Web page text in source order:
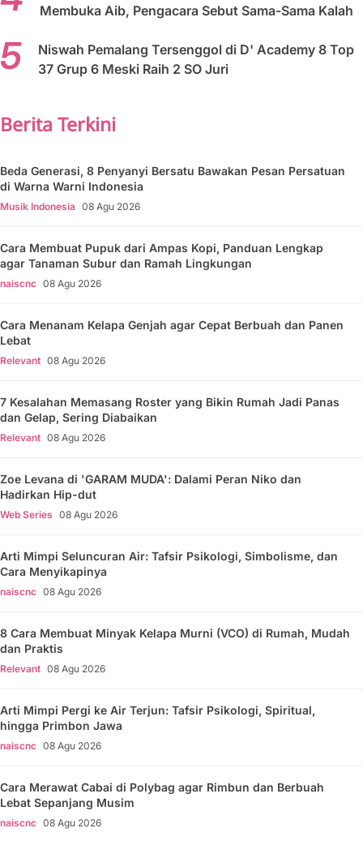
Membuka Aib, Pengacara Sebut Sama-Sama Kalah
Niswah Pemalang Tersenggol di D' Academy 8 Top
37 Grup 6 Meski Raih 2 SO Juri
Berita Terkini
Beda Generasi, 8 Penyanyi Bersatu Bawakan Pesan Persatuan
di Warna Warni Indonesia
Musik Indonesia 08 Agu 2026
Cara Membuat Pupuk dari Ampas Kopi, Panduan Lengkap
agar Tanaman Subur dan Ramah Lingkungan
naiscnc 08 Agu 2026
Cara Menanam Kelapa Genjah agar Cepat Berbuah dan Panen
Lebat
Relevant 08 Agu 2026
7 Kesalahan Memasang Roster yang Bikin Rumah Jadi Panas
dan Gelap, Sering Diabaikan
Relevant 08 Agu 2026
Zoe Levana di 'GARAM MUDA': Dalami Peran Niko dan
Hadirkan Hip-dut
Web Series 08 Agu 2026
Arti Mimpi Seluncuran Air: Tafsir Psikologi, Simbolisme, dan
Cara Menyikapinya
naiscnc 08 Agu 2026
8 Cara Membuat Minyak Kelapa Murni (VCO) di Rumah, Mudah
dan Praktis
Relevant 08 Agu 2026
Arti Mimpi Pergi ke Air Terjun: Tafsir Psikologi, Spiritual,
hingga Primbon Jawa
naiscnc 08 Agu 2026
Cara Merawat Cabai di Polybag agar Rimbun dan Berbuah
Lebat Sepanjang Musim
naiscnc 08 Agu 2026